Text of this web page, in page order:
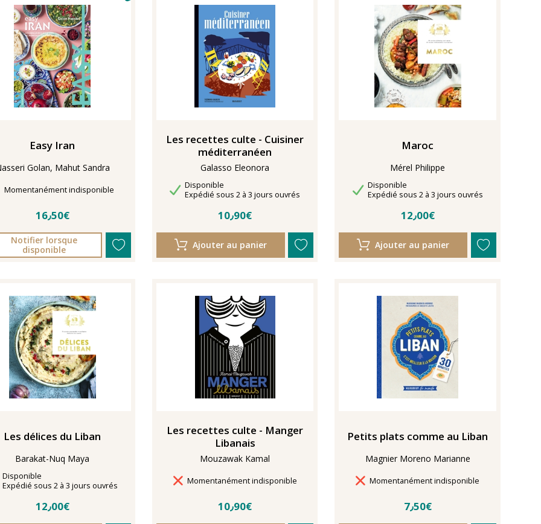
Easy Iran
Golan, Mahut Sandra
Délais de livraison
Momentanément indisponible
16٫50€
Notifier lorsque
disponible
Les recettes culte - Cuisiner
méditerranéen
Galasso Eleonora
Disponibilité
Disponible
Délais de livraison
Expédié sous 2 à 3 jours ouvrés
10٫90€
Ajouter au panier
Maroc
Mérel Philippe
Disponibilité
Disponible
Délais de livraison
Expédié sous 2 à 3 jours ouvrés
12٫00€
Ajouter au panier
Les délices du Liban
Barakat-Nuq Maya
Disponibilité
Disponible
Délais de livraison
Expédié sous 2 à 3 jours ouvrés
12٫00€
Les recettes culte - Manger
Libanais
Mouzawak Kamal
Délais de livraison
Momentanément indisponible
10٫90€
Petits plats comme au Liban
Magnier Moreno Marianne
Délais de livraison
Momentanément indisponible
7٫50€